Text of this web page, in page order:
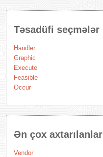
Təsadüfi seçmələr
Handler
Graphic
Execute
Feasible
Occur
Ən çox axtarılanlar
Vendor